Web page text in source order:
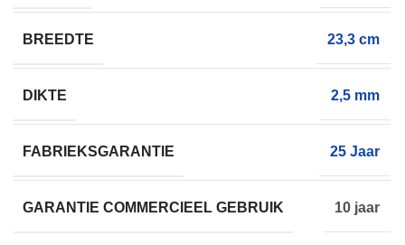
BREEDTE 23,3 cm
DIKTE 2,5 mm
FABRIEKSGARANTIE 25 Jaar
GARANTIE COMMERCIEEL GEBRUIK 10 jaar